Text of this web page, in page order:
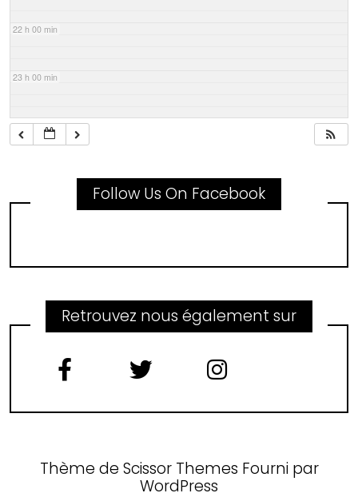
22 h 00 min
23 h 00 min
Follow Us On Facebook
Retrouvez nous également sur
Thème de Scissor Themes Fourni par
WordPress